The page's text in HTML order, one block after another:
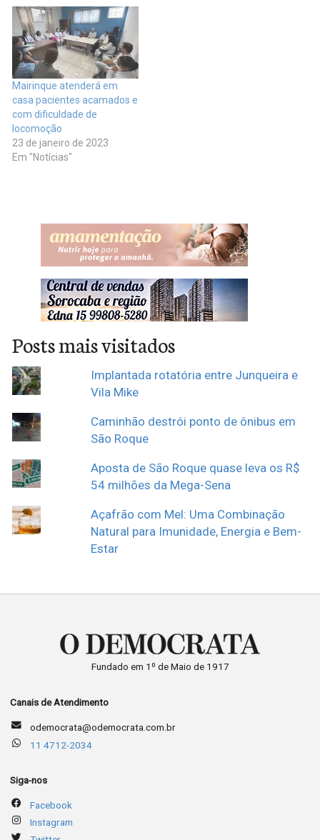
Mairinque atenderá em
casa pacientes acamados e
com dificuldade de
locomoção
23 de janeiro de 2023
Em "Notícias"
Posts mais visitados
Implantada rotatória entre Junqueira e
Vila Mike
Caminhão destrói ponto de ônibus em
São Roque
Aposta de São Roque quase leva os R$
54 milhões da Mega-Sena
Açafrão com Mel: Uma Combinação
Natural para Imunidade, Energia e Bem-
Estar
Fundado em 1º de Maio de 1917
Canais de Atendimento
odemocrata@odemocrata.com.br
11 4712-2034
Siga-nos
Facebook
Instagram